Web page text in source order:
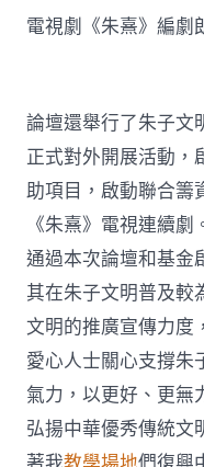
電視劇《朱熹》編劇
論壇還舉行了朱子文
正式對外開展活動，
助項目，啟動聯合籌
《朱熹》電視連續
通過本次論壇和基金
其在朱子文明普及較
文明的推廣宣傳力度
愛心人士關心支撐朱
氣力，以更好、更無
弘揚中華優秀傳統文